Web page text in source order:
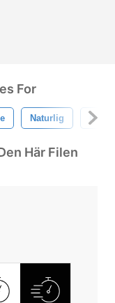
For
Naturlig
Här Filen